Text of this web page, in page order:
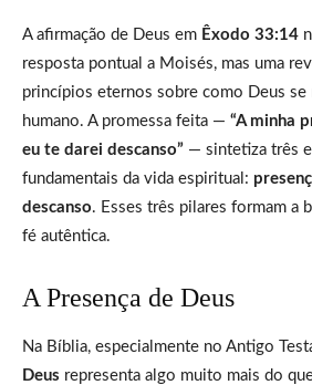
A afirmação de Deus em Êxodo 33:14
resposta pontual a Moisés, mas uma
princípios eternos sobre como Deus se
humano. A promessa feita — “A minha
eu te darei descanso” — sintetiza três
fundamentais da vida espiritual:
descanso. Esses três pilares formam a
fé autêntica.
A Presença de Deus
Na Bíblia, especialmente no Antigo
Deus representa algo muito mais do